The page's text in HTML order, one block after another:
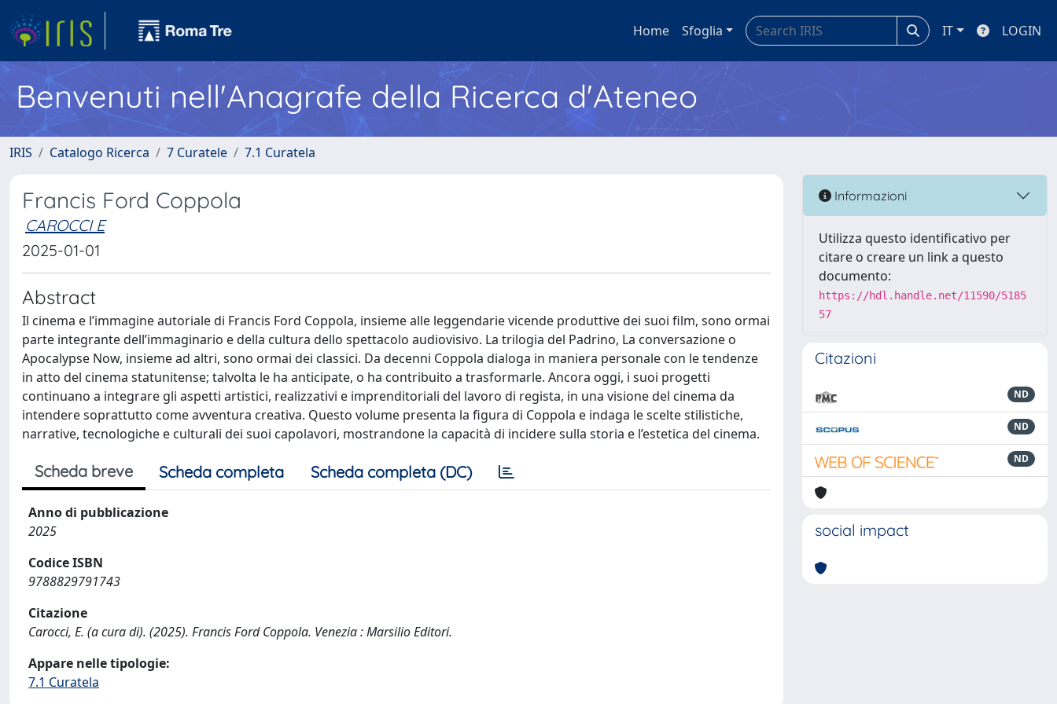
Home Sfoglia IT LOGIN
Benvenuti nell'Anagrafe della Ricerca d'Ateneo
IRIS Catalogo Ricerca 7 Curatele 7.1 Curatela
Francis Ford Coppola
CAROCCI E
2025-01-01
Abstract
Il cinema e l’immagine autoriale di Francis Ford Coppola, insieme alle leggendarie vicende produttive dei suoi film, sono ormai
parte integrante dell’immaginario e della cultura dello spettacolo audiovisivo. La trilogia del Padrino, La conversazione o
Apocalypse Now, insieme ad altri, sono ormai dei classici. Da decenni Coppola dialoga in maniera personale con le tendenze
in atto del cinema statunitense; talvolta le ha anticipate, o ha contribuito a trasformarle. Ancora oggi, i suoi progetti
continuano a integrare gli aspetti artistici, realizzativi e imprenditoriali del lavoro di regista, in una visione del cinema da
intendere soprattutto come avventura creativa. Questo volume presenta la figura di Coppola e indaga le scelte stilistiche,
narrative, tecnologiche e culturali dei suoi capolavori, mostrandone la capacità di incidere sulla storia e l’estetica del cinema.
Scheda breve Scheda completa Scheda completa (DC)
Anno di pubblicazione
2025
Codice ISBN
9788829791743
Citazione
Carocci, E. (a cura di). (2025). Francis Ford Coppola. Venezia : Marsilio Editori.
Appare nelle tipologie:
7.1 Curatela
Informazioni
Utilizza questo identificativo per
citare o creare un link a questo
documento:
https://hdl.handle.net/11590/5185
57
Citazioni
ND
ND
ND
social impact